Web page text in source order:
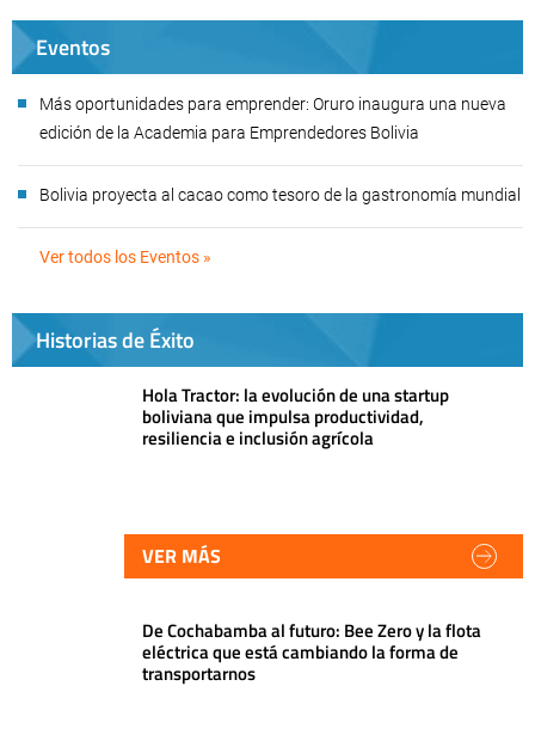
Eventos
Más oportunidades para emprender: Oruro inaugura una nueva
edición de la Academia para Emprendedores Bolivia
Bolivia proyecta al cacao como tesoro de la gastronomía mundial
Ver todos los Eventos »
Historias de Éxito
Hola Tractor: la evolución de una startup
boliviana que impulsa productividad,
resiliencia e inclusión agrícola
VER MÁS
De Cochabamba al futuro: Bee Zero y la flota
eléctrica que está cambiando la forma de
transportarnos